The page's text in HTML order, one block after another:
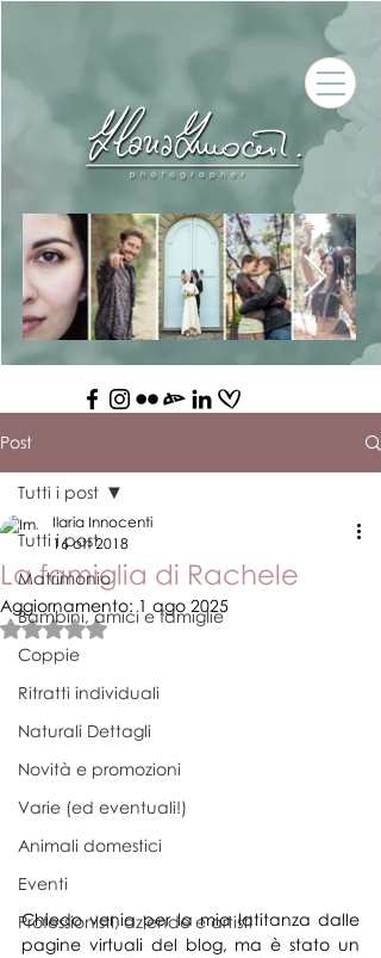
Post
Tutti i post
Matrimonio
Bambini, amici e famiglie
Coppie
Ritratti individuali
Naturali Dettagli
Novità e promozioni
Varie (ed eventuali!)
Animali domestici
Eventi
Professionisti, aziende e artisti
Tutti i post
La famiglia di Rachele
Ilaria Innocenti
16 ott 2018
Aggiornamento:1 ago 2025
Valutazione NaN stelle su 5.
Chiedo venia per la mia latitanza dalle
pagine virtuali del blog, ma è stato un